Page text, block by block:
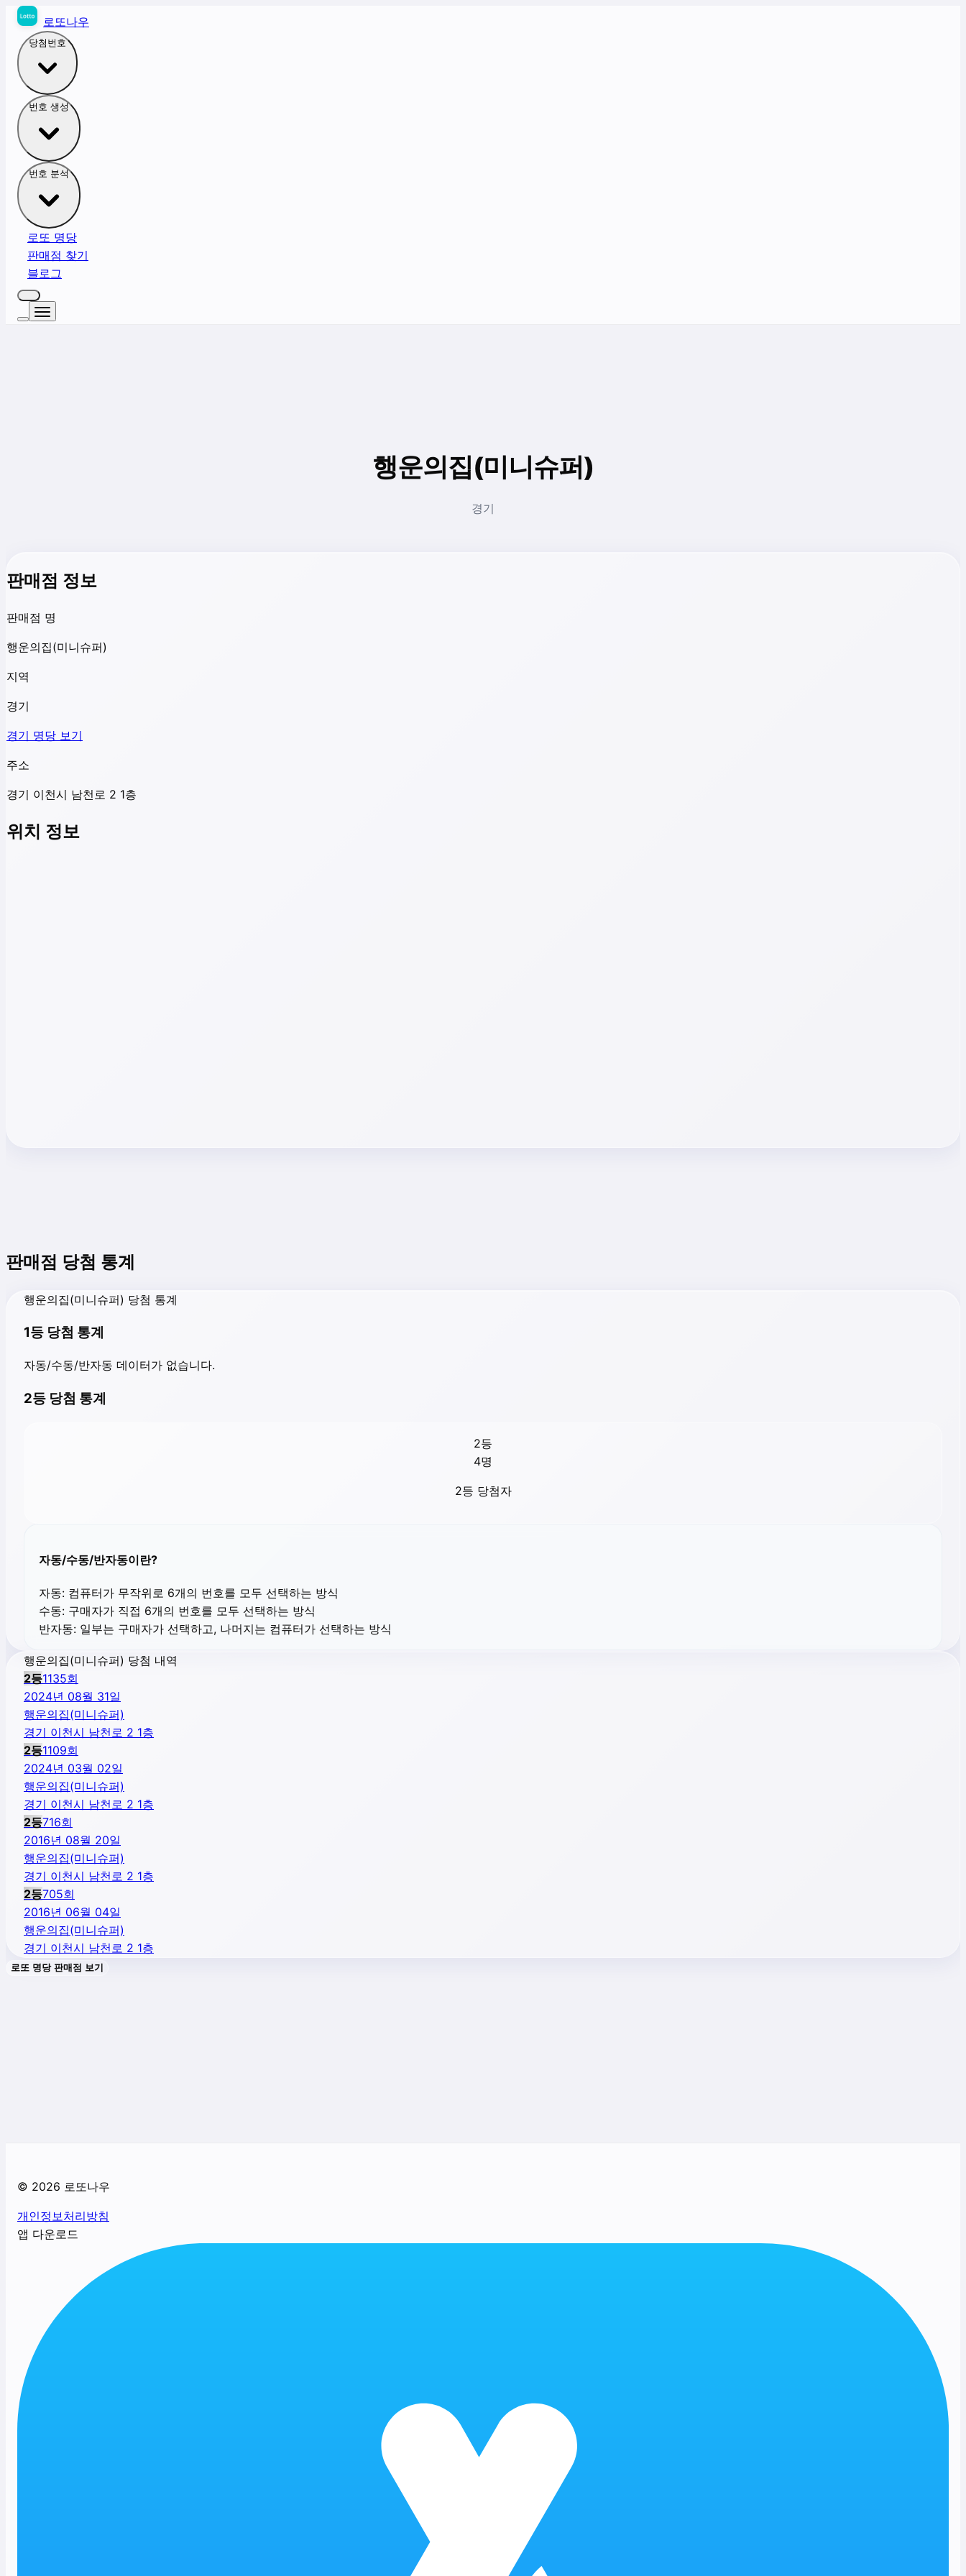
로또나우
당첨번호
번호 생성
번호 분석
로또 명당
판매점 찾기
블로그
행운의집(미니슈퍼)
경기
판매점 정보
판매점 명
행운의집(미니슈퍼)
지역
경기
경기 명당 보기
주소
경기 이천시 남천로 2 1층
위치 정보
판매점 당첨 통계
행운의집(미니슈퍼) 당첨 통계
1등 당첨 통계
자동/수동/반자동 데이터가 없습니다.
2등 당첨 통계
2등
4명
2등 당첨자
자동/수동/반자동이란?
자동: 컴퓨터가 무작위로 6개의 번호를 모두 선택하는 방식
수동: 구매자가 직접 6개의 번호를 모두 선택하는 방식
반자동: 일부는 구매자가 선택하고, 나머지는 컴퓨터가 선택하는 방식
행운의집(미니슈퍼) 당첨 내역
2등1135회
2024년 08월 31일
행운의집(미니슈퍼)
경기 이천시 남천로 2 1층
2등1109회
2024년 03월 02일
행운의집(미니슈퍼)
경기 이천시 남천로 2 1층
2등716회
2016년 08월 20일
행운의집(미니슈퍼)
경기 이천시 남천로 2 1층
2등705회
2016년 06월 04일
행운의집(미니슈퍼)
경기 이천시 남천로 2 1층
로또 명당 판매점 보기
© 2026 로또나우
개인정보처리방침
앱 다운로드